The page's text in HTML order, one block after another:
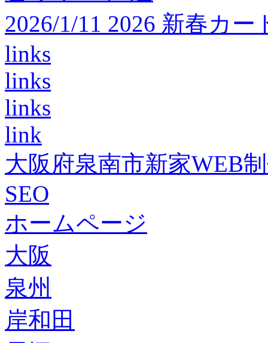
2026/1/11 2026 新春カ
links
links
links
link
大阪府泉南市新家WEB
SEO
ホームページ
大阪
泉州
岸和田